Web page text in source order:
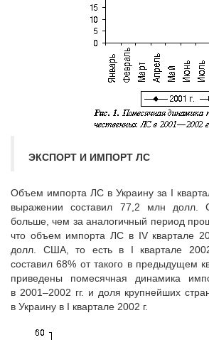
ЭКСПОРТ И ИМПОРТ ЛС
Объем импорта ЛС в Украину за I
выражении составил 77,2 млн
больше, чем за аналогичный период
что объем импорта ЛС в IV квартале
долл. США, то есть в I квартале 2002
составил 68% от такого в предыдущем
приведены помесячная динамика
в 2001–2002 гг. и доля крупнейших
в Украину в I квартале 2002 г.